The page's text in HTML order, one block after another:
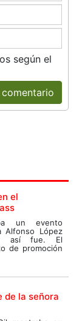
según el
comentario
el
un evento
Alfonso López
así fue. El
de promoción
de la señora